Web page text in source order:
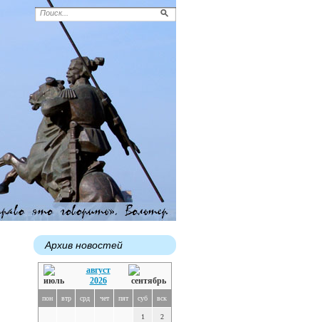
Архив новостей
август
2026
пон втр срд чет пят суб вск
1 2